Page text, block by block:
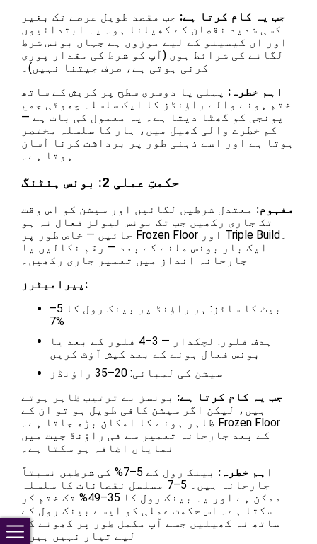
جب یہ کام کرتا ہے: جب مقصد طویل عرصے تک بغیر
کسی شدید نقصان کے کھیلنا ہو۔ یہ ابتدائیوں
اور ان کیسینو کے لیے موزوں ہے جہاں بونس شرط
لگانے کی شرائط ہوں (آپ کو شرط کی مقدار پوری
کرنی ہوتی ہے، صرف جیتنا نہیں)۔
اہم خطرہ: پہلی یا دوسری سطح پر کریش کے ساتھ
ختم ہونے والے راؤنڈز کا ایک سلسلہ چھوٹی جمع
پونجی کو گھٹا دیتا ہے۔ یہ معمول کی بات ہے —
کم خطرے والی کھیل میں، ہار کا سلسلہ مختصر
ہوتا ہے اور اسے ذہنی طور پر برداشت کرنا آسان
ہوتا ہے۔
حکمتِ عملی 2: بونس ہنٹنگ
مفہوم: معتدل شرطیں لگائیں اور سیشن کو اس وقت
تک جاری رکھیں جب تک بونس لیولز فعال نہ ہو
جائیں — خاص طور پر Frozen Floor اور Triple Build۔
ایک بار بونس ملنے کے بعد — رقم نکالیں یا
جارحانہ انداز میں تعمیر جاری رکھیں۔
پیرامیٹرز:
بیٹ کا سائز: ہر راؤنڈ پر بینک رول کا 5–
7%
ہدف فلور: لچکدار — 3–4 فلور کے بعد یا
بونس فعال ہونے کے بعد کیش آؤٹ کریں
سیشن کی لمبائی: 20–35 راؤنڈز
جب یہ کام کرتا ہے: بونسز بے ترتیب ظاہر ہوتے
ہیں، لیکن اگر سیشن کافی طویل ہو تو ان کے
ظاہر ہونے کا امکان بڑھ جاتا ہے۔ Frozen Floor
کے بعد جارحانہ تعمیر سے فی راؤنڈ جیت میں
نمایاں اضافہ ہو سکتا ہے۔
اہم خطرہ:
بینک رول کے 5–7% کی شرطیں نسبتاً
جارحانہ ہیں۔ 5–7 مسلسل نقصانات کا سلسلہ
ممکن ہے اور یہ بینک رول کا 35–49% تک ختم کر
سکتا ہے۔ اس حکمت عملی کو ایسے بینک رول کے
ساتھ نہ کھیلیں جسے آپ مکمل طور پر کھونے کے
لیے تیار نہیں ہیں۔